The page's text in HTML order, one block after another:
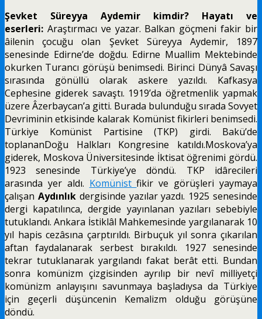
Şevket Süreyya Aydemir kimdir? Hayatı ve
eserleri: Araştırmacı ve yazar. Balkan göçmeni fakir bir
âilenin çocuğu olan Şevket Süreyya Aydemir, 1897
senesinde Edirne’de doğdu. Edirne Muallim Mektebinde
okurken Turancı görüşü benimsedi. Birinci Dünyâ Savaşı
sırasında gönüllü olarak askere yazıldı. Kafkasya
Cephesine giderek savaştı. 1919’da öğretmenlik yapmak
üzere Âzerbaycan’a gitti. Burada bulunduğu sırada Sovyet
Devriminin etkisinde kalarak Komünist fikirleri benimsedi.
Türkiye Komünist Partisine (TKP) girdi. Bakü’de
toplananDoğu Halkları Kongresine katıldı.Moskova’ya
giderek, Moskova Üniversitesinde İktisat öğrenimi gördü.
1923 senesinde Türkiye’ye döndü. TKP idârecileri
arasında yer aldı. Komünistfikir ve görüşleri yaymaya
çalışan Aydınlık dergisinde yazılar yazdı. 1925 senesinde
dergi kapatılınca, dergide yayınlanan yazıları sebebiyle
tutuklandı. Ankara İstiklâl Mahkemesinde yargılanarak 10
yıl hapis cezâsına çarptırıldı. Birbuçuk yıl sonra çıkarılan
aftan faydalanarak serbest bırakıldı. 1927 senesinde
tekrar tutuklanarak yargılandı fakat berât etti. Bundan
sonra komünizm çizgisinden ayrılıp bir nevî milliyetçi
komünizm anlayışını savunmaya başladıysa da Türkiye
için geçerli düşüncenin Kemalizm olduğu görüşüne
döndü.